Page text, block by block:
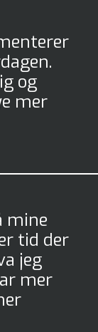
og
mer
mine
tid der
jeg
mer